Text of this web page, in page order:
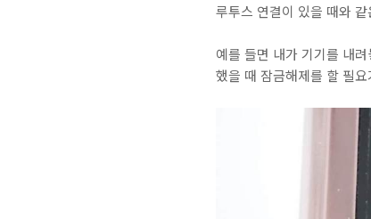
루투스 연결이 있을 때와
예를 들면 내가 기기를 내
했을 때 잠금해제를 할 필